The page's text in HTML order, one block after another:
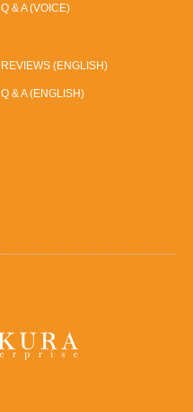
Q & A (VOICE)
REVIEWS (ENGLISH)
Q & A (ENGLISH)